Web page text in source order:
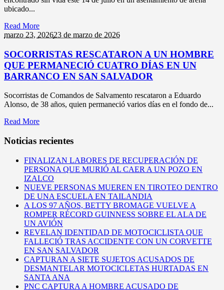
ubicado...
Read More
marzo 23, 202623 de marzo de 2026
SOCORRISTAS RESCATARON A UN HOMBRE
QUE PERMANECIÓ CUATRO DÍAS EN UN
BARRANCO EN SAN SALVADOR
Socorristas de Comandos de Salvamento rescataron a Eduardo
Alonso, de 38 años, quien permaneció varios días en el fondo de...
Read More
Noticias recientes
FINALIZAN LABORES DE RECUPERACIÓN DE
PERSONA QUE MURIÓ AL CAER A UN POZO EN
IZALCO
NUEVE PERSONAS MUEREN EN TIROTEO DENTRO
DE UNA ESCUELA EN TAILANDIA
A LOS 97 AÑOS, BETTY BROMAGE VUELVE A
ROMPER RÉCORD GUINNESS SOBRE EL ALA DE
UN AVIÓN
REVELAN IDENTIDAD DE MOTOCICLISTA QUE
FALLECIÓ TRAS ACCIDENTE CON UN CORVETTE
EN SAN SALVADOR
CAPTURAN A SIETE SUJETOS ACUSADOS DE
DESMANTELAR MOTOCICLETAS HURTADAS EN
SANTA ANA
PNC CAPTURA A HOMBRE ACUSADO DE